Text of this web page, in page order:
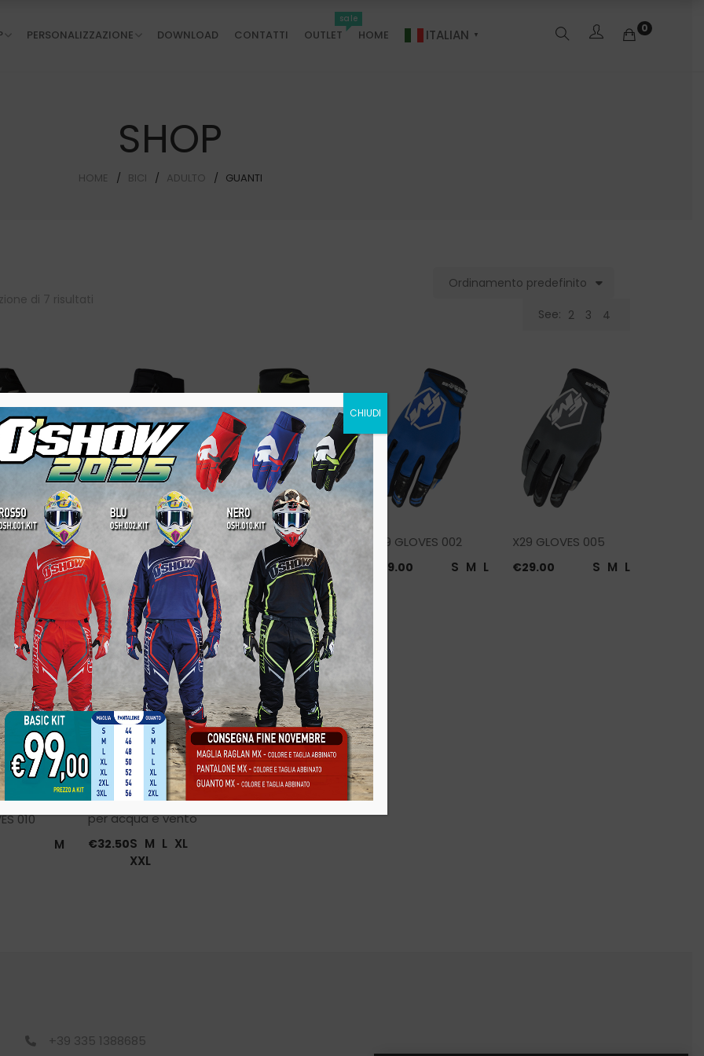
PERSONALIZZAZIONE DOWNLOAD CONTATTI OUTLET
sale
HOME ITALIAN ▼
0
SHOP
HOME BICI ADULTO GUANTI
di 7 risultati
Ordinamento predefinito
See: 2 3 4
PRO
L XL
NEO WINTER GLOVE
€ 29.45 S M L XL
XXL
NEO GLOVES PER
ACQUA E VENTO
29.45S L XL
X29 GLOVES 002
29.00 S M L
X29 GLOVES 005
€29.00 S M L
010
M
X29 GLOVES WARM
per acqua e vento
€32.50S M L XL
XXL
+39 335 1388685
CHIUDI